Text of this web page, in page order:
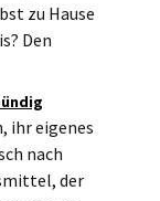
zu Hause
Den
ihr eigenes
nach
der